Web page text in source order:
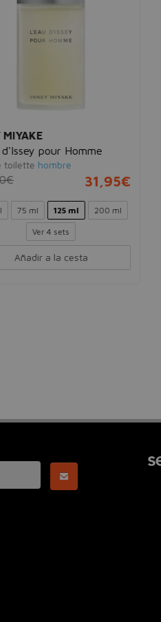
RALPH LAUREN
Polo Black
Eau de toilette hombre
93,00€ 42,95€
75 ml 125 ml
Añadir a la cesta